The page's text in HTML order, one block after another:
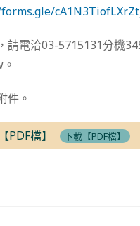
請電洽03-5715131分機
件。
檔】 下載【PDF檔】